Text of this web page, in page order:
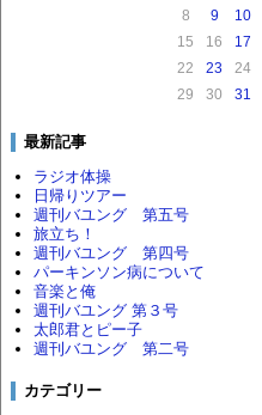
8
9 10
15
16 17
22
23 24
29
30 31
最新記事
ラジオ体操
日帰りツアー
週刊バユング 第五号
旅立ち！
週刊バユング 第四号
パーキンソン病について
音楽と俺
週刊バユング 第３号
太郎君とピー子
週刊バユング 第二号
カテゴリー